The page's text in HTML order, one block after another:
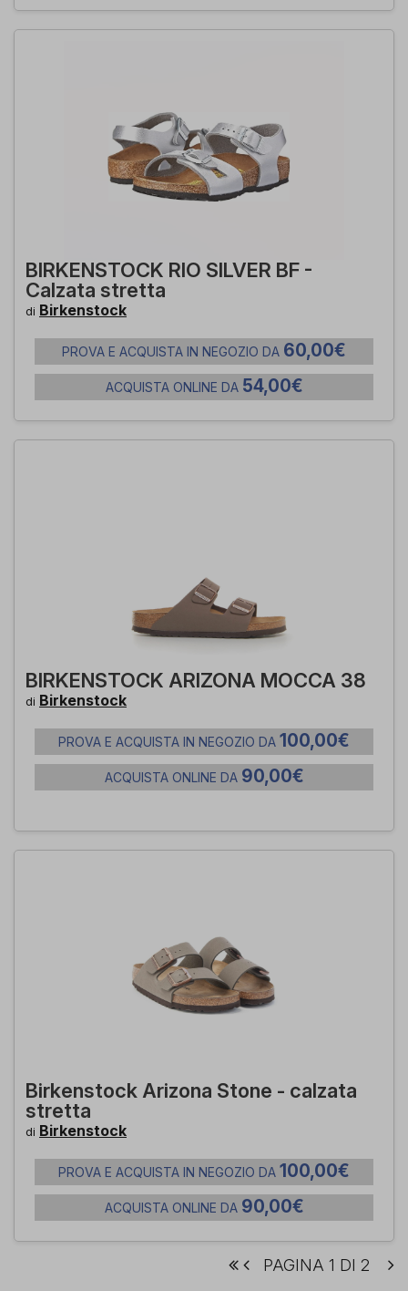
BIRKENSTOCK RIO SILVER BF -
Calzata stretta
di Birkenstock
PROVA E ACQUISTA IN NEGOZIO DA 60,00€
ACQUISTA ONLINE DA 54,00€
BIRKENSTOCK ARIZONA MOCCA 38
di Birkenstock
PROVA E ACQUISTA IN NEGOZIO DA 100,00€
ACQUISTA ONLINE DA 90,00€
Birkenstock Arizona Stone - calzata
stretta
di Birkenstock
PROVA E ACQUISTA IN NEGOZIO DA 100,00€
ACQUISTA ONLINE DA 90,00€
PAGINA 1 DI 2